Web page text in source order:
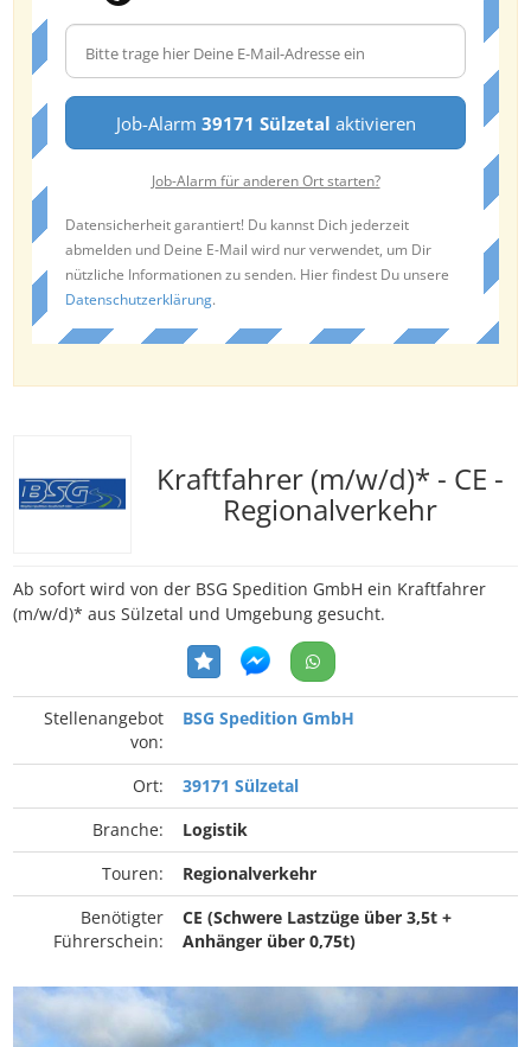
Job-Alarm 39171 Sülzetal aktivieren
Job-Alarm für anderen Ort starten?
Datensicherheit garantiert! Du kannst Dich jederzeit
abmelden und Deine E-Mail wird nur verwendet, um Dir
nützliche Informationen zu senden. Hier findest Du unsere
Datenschutzerklärung.
Kraftfahrer (m/w/d)* - CE -
Regionalverkehr
Ab sofort wird von der BSG Spedition GmbH ein Kraftfahrer
(m/w/d)* aus Sülzetal und Umgebung gesucht.
Stellenangebot
von:
BSG Spedition GmbH
Ort:
39171 Sülzetal
Branche:
Logistik
Touren:
Regionalverkehr
Benötigter
Führerschein:
CE (Schwere Lastzüge über 3,5t +
Anhänger über 0,75t)